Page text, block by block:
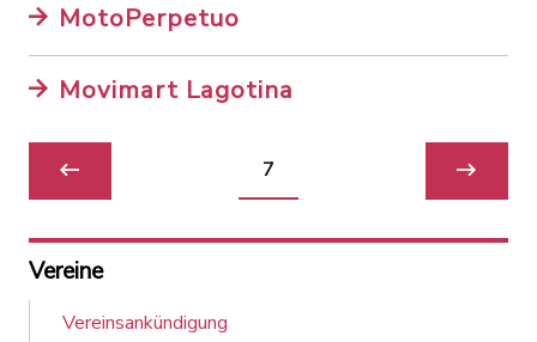
MotoPerpetuo
Movimart Lagotina
7
Vereine
Vereinsankündigung